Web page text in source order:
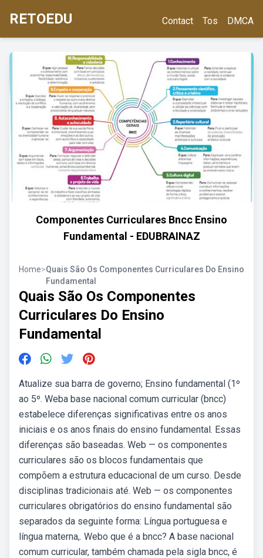
RETOEDU Contact Tos DMCA
Componentes Curriculares Bncc Ensino
Fundamental - EDUBRAINAZ
Home>Quais São Os Componentes Curriculares Do Ensino
Fundamental
Quais São Os Componentes
Curriculares Do Ensino
Fundamental
Atualize sua barra de governo; Ensino fundamental (1º
ao 5º. Weba base nacional comum curricular (bncc)
estabelece diferenças significativas entre os anos
iniciais e os anos finais do ensino fundamental. Essas
diferenças são baseadas. Web — os componentes
curriculares são os blocos fundamentais que
compõem a estrutura educacional de um curso. Desde
disciplinas tradicionais até. Web — os componentes
curriculares obrigatórios do ensino fundamental são
separados da seguinte forma: Língua portuguesa e
língua materna,. Webo que é a bncc? A base nacional
comum curricular, também chamada pela sigla bncc, é